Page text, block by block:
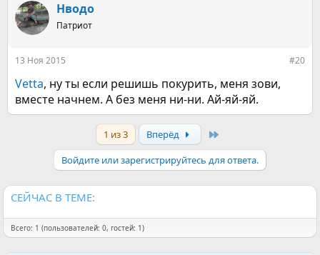
Нводо
Патриот
13 Ноя 2015 #20
Vetta, ну ты если решишь покурить, меня зови,
вместе начнем. А без меня ни-ни. Ай-яй-яй.
1 из 3 Вперёд
Войдите или зарегистрируйтесь для ответа.
СЕЙЧАС В ТЕМЕ:
Всего: 1 (пользователей: 0, гостей: 1)